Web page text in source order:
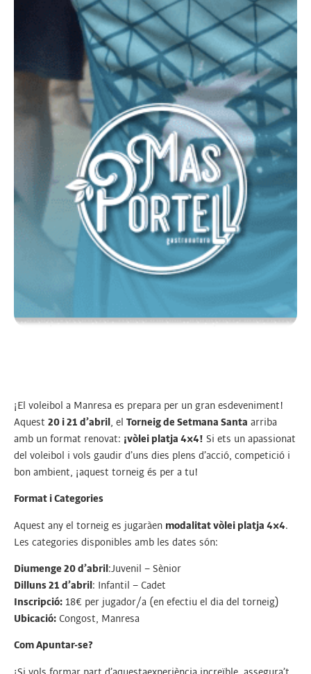
¡El voleibol a Manresa es prepara per un gran esdeveniment!
Aquest 20 i 21 d’abril , el Torneig de Setmana Santa arriba
amb un format renovat: ¡vòlei platja 4×4! Si ets un apassionat
del voleibol i vols gaudir d’uns dies plens d’acció, competició i
bon ambient, ¡aquest torneig és per a tu!
Format i Categories
Aquest any el torneig es jugaràen modalitat vòlei platja 4×4.
Les categories disponibles amb les dates són:
Diumenge 20 d’abril :Juvenil – Sènior
Dilluns 21 d’abril : Infantil – Cadet
Inscripció: 18€ per jugador/a (en efectiu el dia del torneig)
Ubicació: Congost, Manresa
Com Apuntar-se?
¡Si vols formar part d’aquestaexperiència increïble, assegura’t